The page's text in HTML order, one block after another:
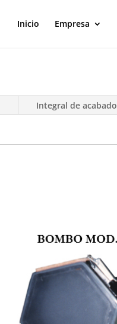
Inicio Empresa
Integral de acabado